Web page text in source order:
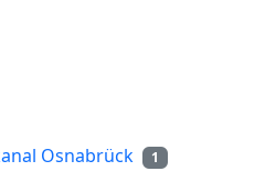
Osnabrück 1